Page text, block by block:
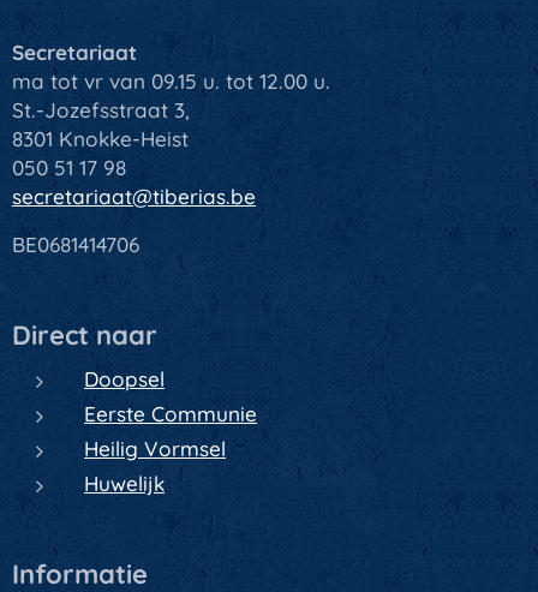
Secretariaat
ma tot vr van 09.15 u. tot 12.00 u.
St.-Jozefsstraat 3,
8301 Knokke-Heist
050 51 17 98
secretariaat@tiberias.be
BE0681414706
Direct naar
Doopsel
Eerste Communie
Heilig Vormsel
Huwelijk
Informatie